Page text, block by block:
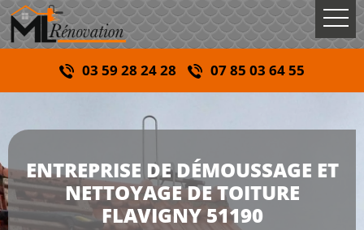
03 59 28 24 28 07 85 03 64 55
ENTREPRISE DE DÉMOUSSAGE ET
NETTOYAGE DE TOITURE
FLAVIGNY 51190